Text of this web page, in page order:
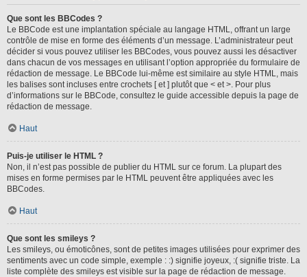
Que sont les BBCodes ?
Le BBCode est une implantation spéciale au langage HTML, offrant un large
contrôle de mise en forme des éléments d’un message. L’administrateur peut
décider si vous pouvez utiliser les BBCodes, vous pouvez aussi les désactiver
dans chacun de vos messages en utilisant l’option appropriée du formulaire de
rédaction de message. Le BBCode lui-même est similaire au style HTML, mais
les balises sont incluses entre crochets [ et ] plutôt que < et >. Pour plus
d’informations sur le BBCode, consultez le guide accessible depuis la page de
rédaction de message.
Haut
Puis-je utiliser le HTML ?
Non, il n’est pas possible de publier du HTML sur ce forum. La plupart des
mises en forme permises par le HTML peuvent être appliquées avec les
BBCodes.
Haut
Que sont les smileys ?
Les smileys, ou émoticônes, sont de petites images utilisées pour exprimer des
sentiments avec un code simple, exemple : :) signifie joyeux, :( signifie triste. La
liste complète des smileys est visible sur la page de rédaction de message.